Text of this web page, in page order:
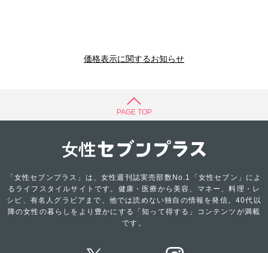
価格表示に関するお知らせ
PAGE TOP
「女性セブンプラス」は、女性週刊誌実売部数No.1「女性セブン」によ
るライフスタイルサイトです。健康・医療から美容、マネー、料理・レ
シピ、有名人グラビアまで、他では読めない独自の情報を発信。40代以
降の女性の暮らしをより豊かにする「知って得する」コンテンツが満載
です。